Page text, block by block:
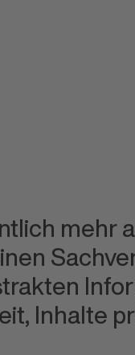
mehr
Inhalte